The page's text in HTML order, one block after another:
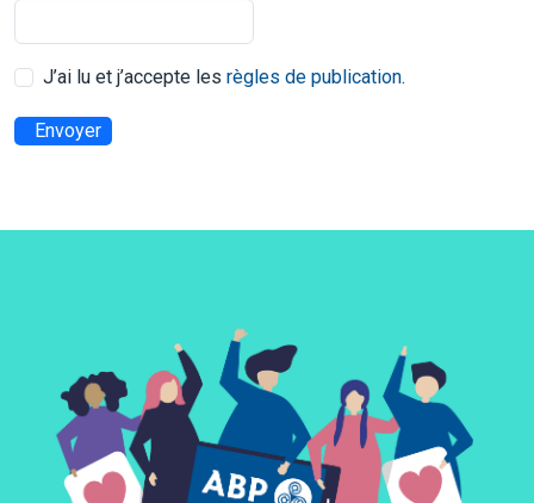
J’ai lu et j’accepte les règles de publication.
Envoyer